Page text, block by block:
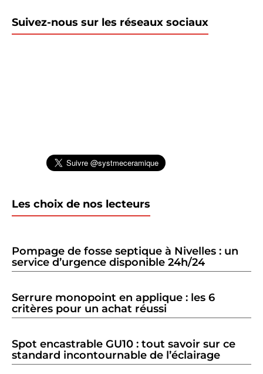
Suivez-nous sur les réseaux sociaux
Les choix de nos lecteurs
Pompage de fosse septique à Nivelles : un
service d’urgence disponible 24h/24
Serrure monopoint en applique : les 6
critères pour un achat réussi
Spot encastrable GU10 : tout savoir sur ce
standard incontournable de l’éclairage